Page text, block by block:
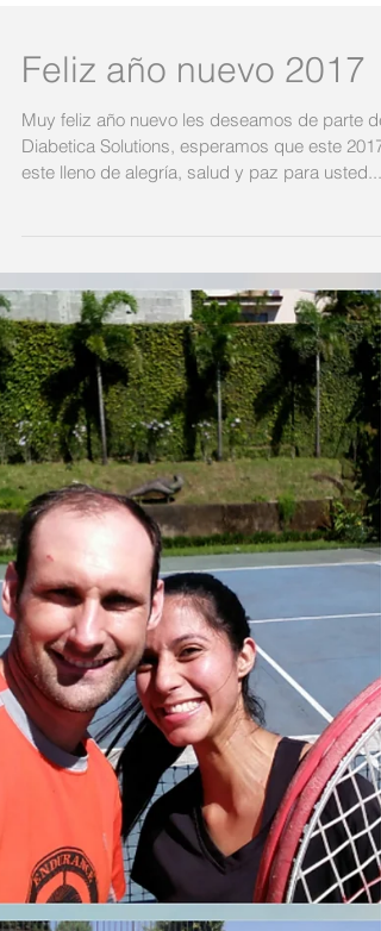
Feliz año nuevo 2017
Muy feliz año nuevo les deseamos de parte de